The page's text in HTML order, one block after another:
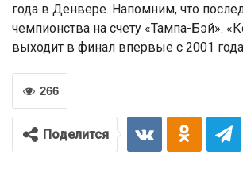
года в Денвере. Напомним, что
чемпионства на счету «Тампа-Бэй».
выходит в финал впервые с 2001
266
Поделится